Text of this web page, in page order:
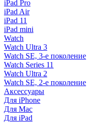
iPad Pro
iPad Air
iPad 11
iPad mini
Watch
Watch Ultra 3
Watch SE, 3-е поколение
Watch Series 11
Watch Ultra 2
Watch SE, 2-е поколение
Аксессуары
Для iPhone
Для Mac
Для iPad